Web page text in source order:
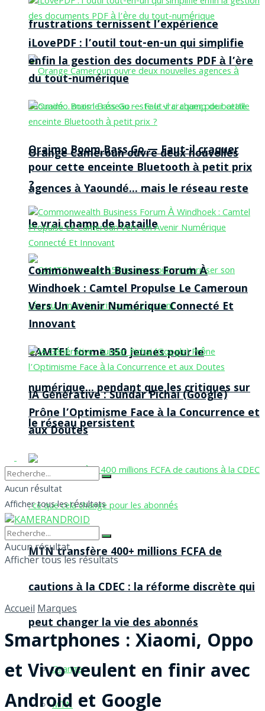
frustrations ternissent l’expérience
Orange Cameroun ouvre deux nouvelles
agences à Yaoundé… mais le réseau reste
le vrai champ de bataille
CAMTEL forme 350 jeunes pour le
numérique… pendant que les critiques sur
le réseau persistent
MTN transfère 400+ millions FCFA de
cautions à la CDEC : la réforme discrète qui
peut changer la vie des abonnés
Orange
MTN
iLovePDF : l’outil tout-en-un qui simplifie
enfin la gestion des documents PDF à l’ère
du tout-numérique
Oraimo Boom Bass Go — Faut-il craquer
pour cette enceinte Bluetooth à petit prix
?
Commonwealth Business Forum À
Windhoek : Camtel Propulse Le Cameroun
Vers Un Avenir Numérique Connecté Et
Innovant
IA Générative : Sundar Pichai (Google)
Prône l’Optimisme Face à la Concurrence et
aux Doutes
Aucun résultat
Afficher tous les résultats
Aucun résultat
Afficher tous les résultats
Accueil Marques
Smartphones : Xiaomi, Oppo
et Vivo veulent en finir avec
Android et Google